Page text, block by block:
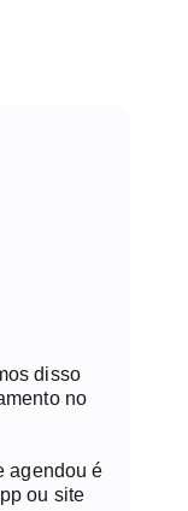
disso
no
agendou é
ou site